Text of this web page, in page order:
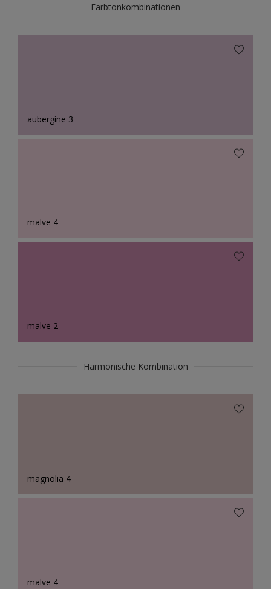
Farbtonkombinationen
aubergine 3
malve 4
malve 2
Harmonische Kombination
magnolia 4
malve 4